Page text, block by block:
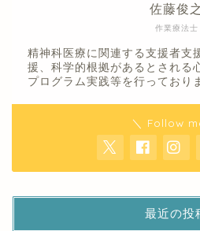
作業療法士
佐藤俊之
精神科医療に関連する支援者支
援、科学的根拠があるとされる
プログラム実践等を行っており
＼ Follow
最近の投